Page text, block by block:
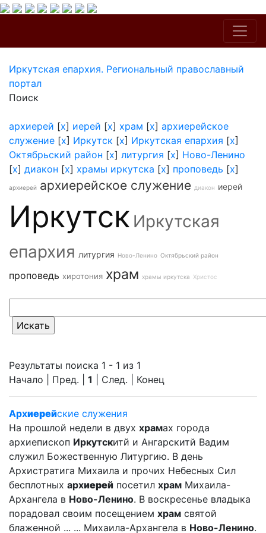
Иркутская епархия. Региональный православный
портал
Поиск
архиерей [x] иерей [x] храм [x] архиерейское
служение [x] Иркутск [x] Иркутская епархия [x]
Октябрьский район [x] литургия [x] Ново-Ленино
[x] диакон [x] храмы иркутска [x] проповедь [x]
архиерей архиерейское служение диакон иерей
Иркутск Иркутская
епархия литургия Ново-Ленино Октябрьский район
проповедь хиротония храм храмы иркутска Христос
Результаты поиска 1 - 1 из 1
Начало | Пред. | 1 | След. | Конец
Архиерейские служения
На прошлой недели в двух храмах города
архиепископ Иркутскитй и Ангарскитй Вадим
служил Божественную Литургию. В день
Архистратига Михаила и прочих Небесных Сил
бесплотных архиерей посетил храм Михаила-
Архангела в Ново-Ленино. В воскресенье владыка
порадовал своим посещением храм святой
блаженной ... ... Михаила-Архангела в Ново-Ленино.